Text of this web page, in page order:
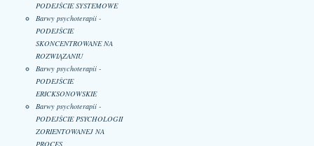
PODEJŚCIE SYSTEMOWE
Barwy psychoterapii -
PODEJŚCIE
SKONCENTROWANE NA
ROZWIĄZANIU
Barwy psychoterapii -
PODEJŚCIE
ERICKSONOWSKIE
Barwy psychoterapii -
PODEJŚCIE PSYCHOLOGII
ZORIENTOWANEJ NA
PROCES